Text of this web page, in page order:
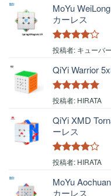
MoYu
カーレス
5段階中 4
投稿者: キューバー
QiYi Warrior
5段階中5の
投稿者: HIRATA
QiYi XMD
ーレス
5段階中4
投稿者: HIRATA
MoYu
カーレス